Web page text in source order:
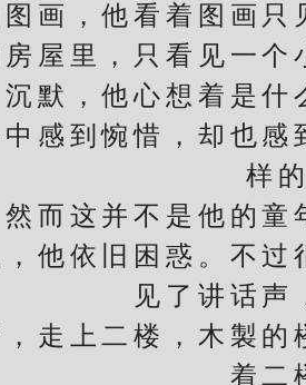
画，他看着图画只
屋里，只看见一个
，他心想着是什
感到惋惜，却也
样
这并不是他的童
依旧困惑。不过
见了讲话声
上二楼，木製的
着二